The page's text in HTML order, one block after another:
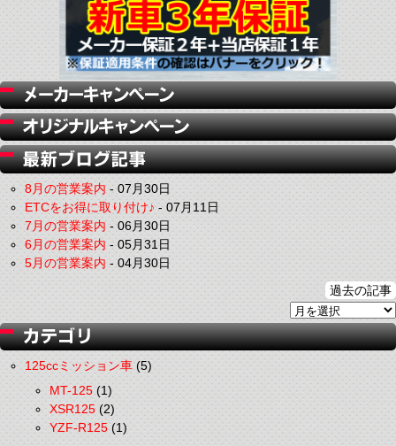
8月の営業案内-07月30日
ETCをお得に取り付け♪-07月11日
7月の営業案内-06月30日
6月の営業案内-05月31日
5月の営業案内-04月30日
過去の記事
125ccミッション車(5)
MT-125(1)
XSR125(2)
YZF-R125(1)